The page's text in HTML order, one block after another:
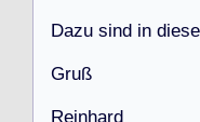
Dazu sind in diese
Gruß
Reinhard